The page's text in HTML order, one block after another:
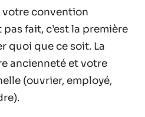
votre convention
pas fait, c’est la première
quoi que ce soit. La
ancienneté et votre
(ouvrier, employé,